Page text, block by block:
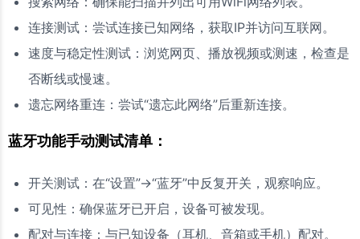
连接测试：尝试连接已知网络，获取IP并访问互联网。
速度与稳定性测试：浏览网页、播放视频或测速，检查是
否断线或慢速。
遗忘网络重连：尝试“遗忘此网络”后重新连接。
蓝牙功能手动测试清单：
开关测试：在“设置”->“蓝牙”中反复开关，观察响应。
可见性：确保蓝牙已开启，设备可被发现。
配对与连接：与已知设备（耳机、音箱或手机）配对。